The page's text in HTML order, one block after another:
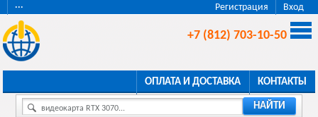
Регистрация Вход
···
+7 (812) 703-10-50
ОПЛАТА И ДОСТАВКА КОНТАКТЫ
видеокарта RTX 3070... НАЙТИ